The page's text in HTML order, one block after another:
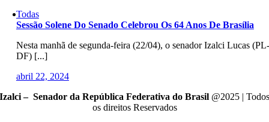
Todas
Sessão Solene Do Senado Celebrou Os 64 Anos De Brasília
Nesta manhã de segunda-feira (22/04), o senador Izalci Lucas (PL-
DF) [...]
abril 22, 2024
Izalci – Senador da República Federativa do Brasil @2025 | Todos
os direitos Reservados